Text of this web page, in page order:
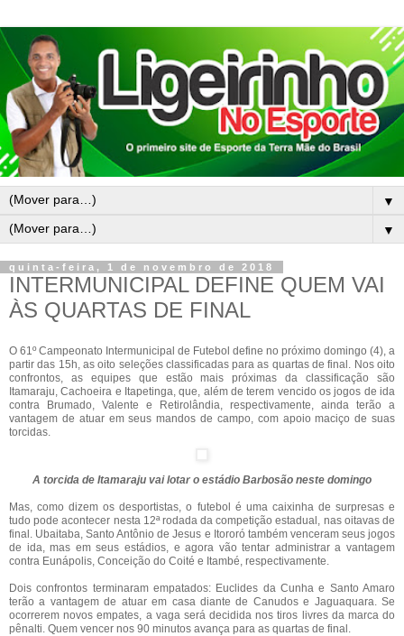
▼
▼
quinta-feira, 1 de novembro de 2018
INTERMUNICIPAL DEFINE QUEM VAI
ÀS QUARTAS DE FINAL
O 61º Campeonato Intermunicipal de Futebol define no próximo domingo (4), a
partir das 15h, as oito seleções classificadas para as quartas de final. Nos oito
confrontos, as equipes que estão mais próximas da classificação são
Itamaraju, Cachoeira e Itapetinga, que, além de terem vencido os jogos de ida
contra Brumado, Valente e Retirolândia, respectivamente, ainda terão a
vantagem de atuar em seus mandos de campo, com apoio maciço de suas
torcidas.
A torcida de Itamaraju vai lotar o estádio Barbosão neste domingo
Mas, como dizem os desportistas, o futebol é uma caixinha de surpresas e
tudo pode acontecer nesta 12ª rodada da competição estadual, nas oitavas de
final. Ubaitaba, Santo Antônio de Jesus e Itororó também venceram seus jogos
de ida, mas em seus estádios, e agora vão tentar administrar a vantagem
contra Eunápolis, Conceição do Coité e Itambé, respectivamente.
Dois confrontos terminaram empatados: Euclides da Cunha e Santo Amaro
terão a vantagem de atuar em casa diante de Canudos e Jaguaquara. Se
ocorrerem novos empates, a vaga será decidida nos tiros livres da marca do
pênalti. Quem vencer nos 90 minutos avança para as quartas de final.